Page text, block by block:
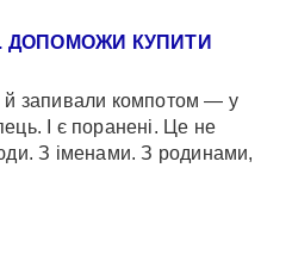
ДОПОМОЖИ КУПИТИ
й запивали компотом — у
І є поранені. Це не
З іменами. З родинами,